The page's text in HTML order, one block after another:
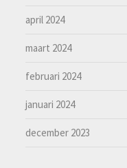
april 2024
maart 2024
februari 2024
januari 2024
december 2023